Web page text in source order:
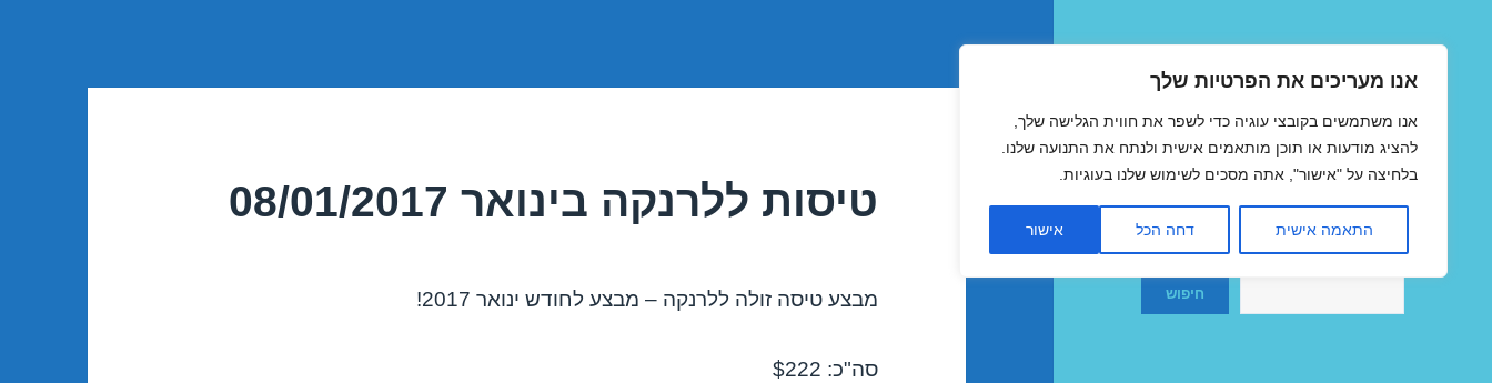
אנו מעריכים את הפרטיות שלך
אנו משתמשים בקובצי עוגיה כדי לשפר את חווית הגלישה שלך,
להציג מודעות או תוכן מותאמים אישית ולנתח את התנועה שלנו.
בלחיצה על "אישור", אתה מסכים לשימוש שלנו בעוגיות.
התאמה אישית דחה הכל אישור
MegaFlights טיסות מוזלות
חיפוש
חיפוש
טיסות ללרנקה בינואר 08/01/2017
מבצע טיסה זולה ללרנקה – מבצע לחודש ינואר 2017!
סה"כ: $222